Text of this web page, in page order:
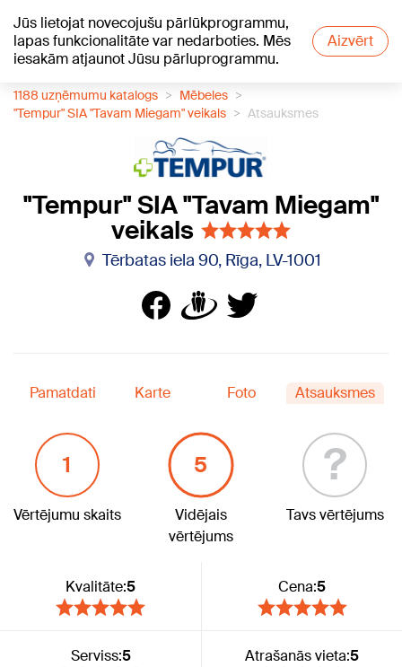
Jūs lietojat novecojušu pārlūkprogrammu,
lapas funkcionalitāte var nedarboties. Mēs
iesakām atjaunot Jūsu pārluprogrammu.
Aizvērt
+18°C
1188 uzņēmumu katalogs
Mēbeles
"Tempur" SIA "Tavam Miegam" veikals
Atsauksmes
"Tempur" SIA "Tavam Miegam"
veikals
Tērbatas iela 90, Rīga, LV-1001
Pamatdati Karte Foto Atsauksmes
1
Vērtējumu skaits
5
Vidējais
vērtējums
?
Tavs vērtējums
Kvalitāte:5 Cena:5
Serviss:5 Atrašanās vieta:5